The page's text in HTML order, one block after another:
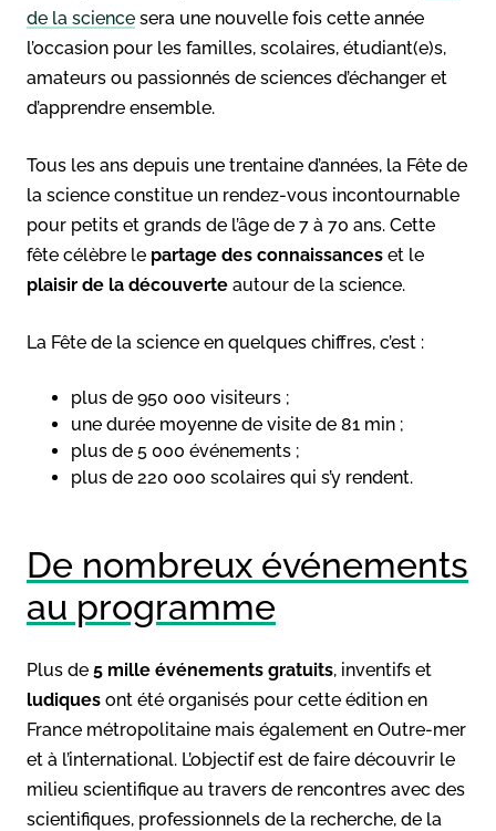
de la science sera une nouvelle fois cette année
l’occasion pour les familles, scolaires, étudiant(e)s,
amateurs ou passionnés de sciences d’échanger et
d’apprendre ensemble.
Tous les ans depuis une trentaine d’années, la Fête de
la science constitue un rendez-vous incontournable
pour petits et grands de l’âge de 7 à 70 ans. Cette
fête célèbre le partage des connaissances et le
plaisir de la découverte autour de la science.
La Fête de la science en quelques chiffres, c’est :
plus de 950 000 visiteurs ;
une durée moyenne de visite de 81 min ;
plus de 5 000 événements ;
plus de 220 000 scolaires qui s’y rendent.
De nombreux événements
au programme
Plus de 5 mille événements gratuits, inventifs et
ludiques ont été organisés pour cette édition en
France métropolitaine mais également en Outre-mer
et à l’international. L’objectif est de faire découvrir le
milieu scientifique au travers de rencontres avec des
scientifiques, professionnels de la recherche, de la